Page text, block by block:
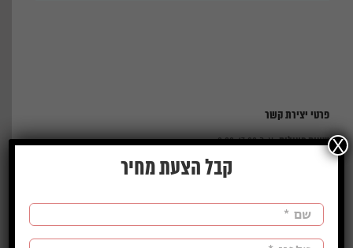
פרטי יצירת קשר
שעות פעילות:א-ה 8:00-17:00
ו' - 8:00-13:00
מיקוד:30855
מייל:
קבל הצעת מחיר
X